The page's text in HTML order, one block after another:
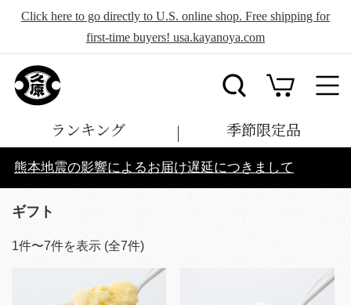
Click here to go directly to U.S. online shop. Free shipping for
first-time buyers! usa.kayanoya.com
ランキング 季節限定品
熊本地震の影響によるお届け遅延につきまして
ギフト
1件〜7件を表示 (全7件)